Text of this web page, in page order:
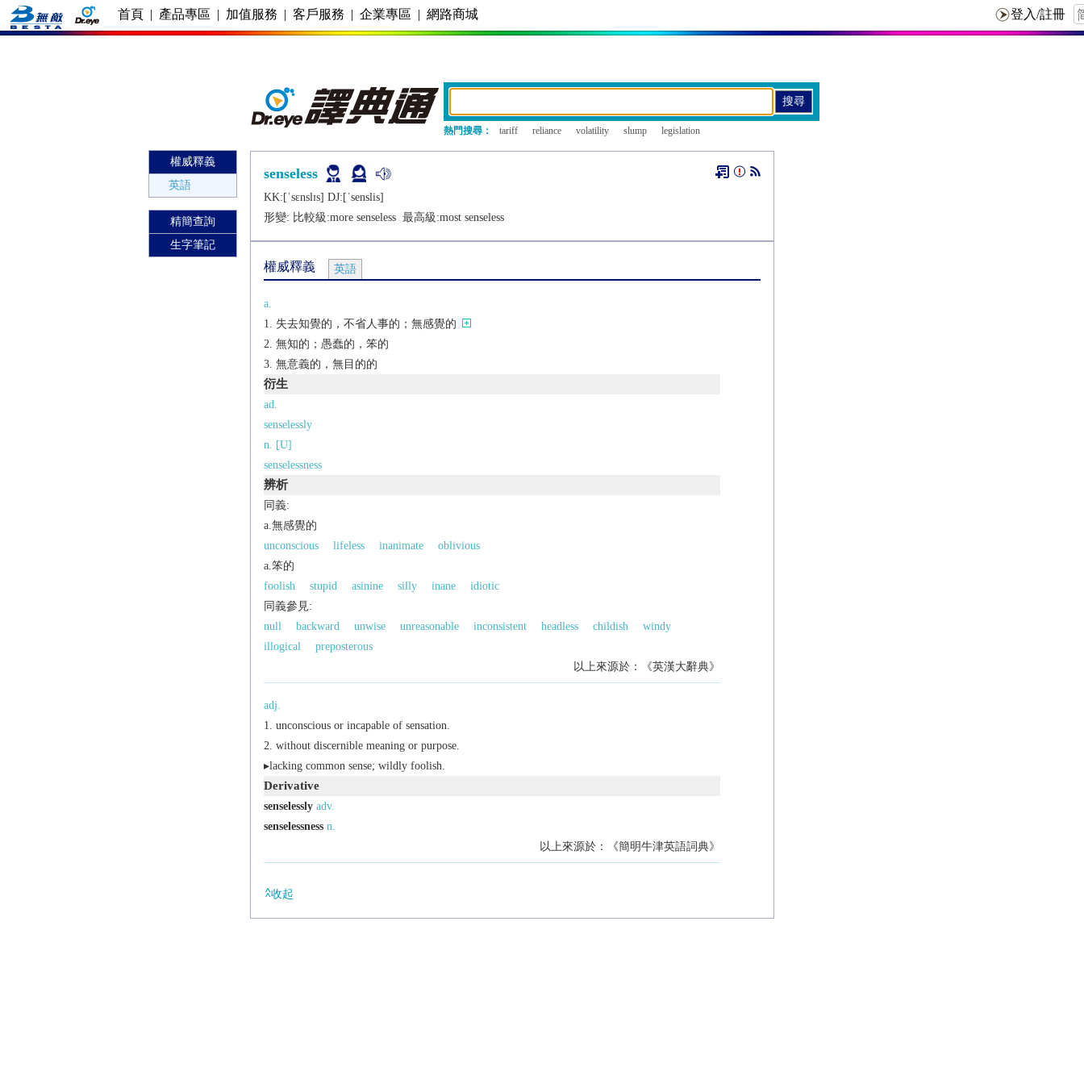
首頁 | 產品專區 | 加值服務 | 客戶服務 | 企業專區 | 網路商城
熱門搜尋： tariff reliance volatility slump legislation
權威釋義
英語
精簡查詢
生字筆記
senseless
KK:[ˈsɛnslɪs] DJ:[ˈsеnslis]
形變: 比較級:more senseless最高級:most senseless
權威釋義 英語
a.
失去知覺的，不省人事的；無感覺的
無知的；愚蠢的，笨的
無意義的，無目的的
衍生
ad.
senselessly
n. [U]
senselessness
辨析
同義:
a.無感覺的
unconscious
lifeless inanimate
oblivious
a.笨的
foolish
stupid asinine silly inane
idiotic
同義參見:
null
backward unwise unreasonable inconsistent headless childish
windy
illogical
preposterous
以上來源於：《英漢大辭典》
adj.
unconscious or incapable of sensation.
without discernible meaning or purpose.
▸lacking common sense; wildly foolish.
Derivative
senselessly adv.
senselessness n.
以上來源於：《簡明牛津英語詞典》
收起